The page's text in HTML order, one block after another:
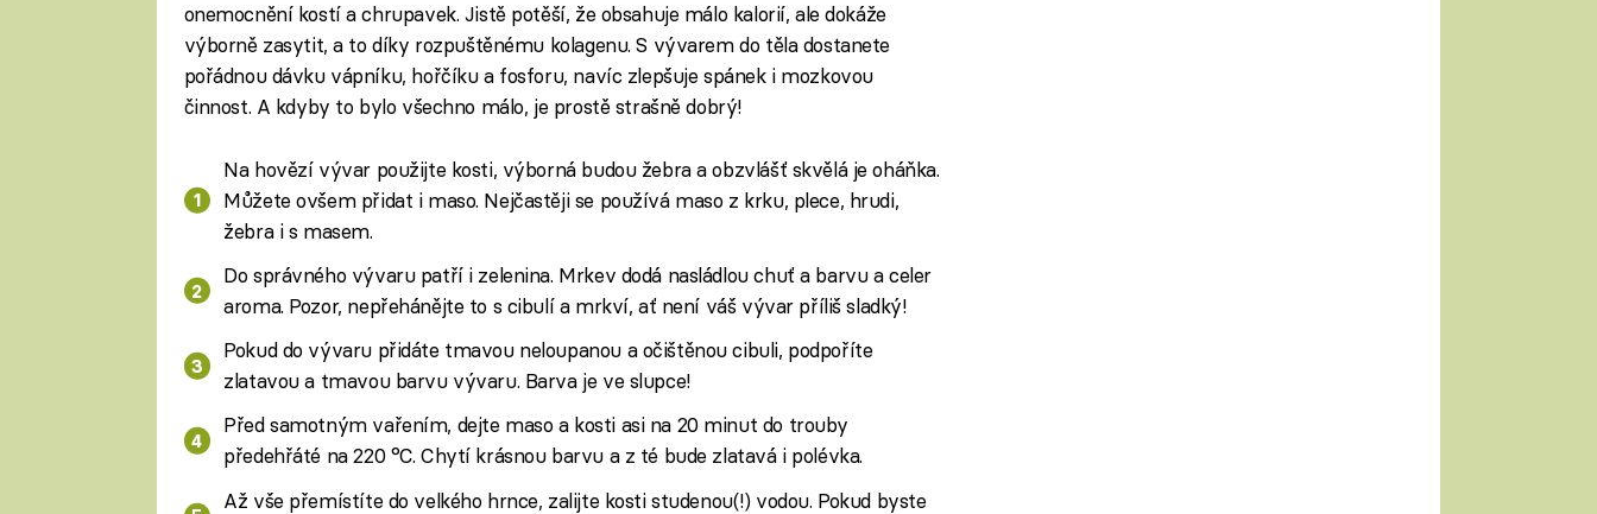
onemocnění kostí a chrupavek. Jistě potěší, že obsahuje málo kalorií, ale dokáže
výborně zasytit, a to díky rozpuštěnému kolagenu. S vývarem do těla dostanete
pořádnou dávku vápníku, hořčíku a fosforu, navíc zlepšuje spánek i mozkovou
činnost. A kdyby to bylo všechno málo, je prostě strašně dobrý!
Na hovězí vývar použijte kosti, výborná budou žebra a obzvlášť skvělá je oháňka.
Můžete ovšem přidat i maso. Nejčastěji se používá maso z krku, plece, hrudi,
žebra i s masem.
Do správného vývaru patří i zelenina. Mrkev dodá nasládlou chuť a barvu a celer
aroma. Pozor, nepřehánějte to s cibulí a mrkví, ať není váš vývar příliš sladký!
Pokud do vývaru přidáte tmavou neloupanou a očištěnou cibuli, podpoříte
zlatavou a tmavou barvu vývaru. Barva je ve slupce!
Před samotným vařením, dejte maso a kosti asi na 20 minut do trouby
předehřáté na 220 °C. Chytí krásnou barvu a z té bude zlatavá i polévka.
Až vše přemístíte do velkého hrnce, zalijte kosti studenou(!) vodou. Pokud byste